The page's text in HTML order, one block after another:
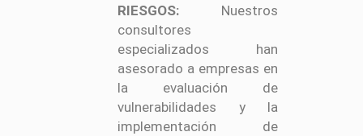
RIESGOS:Nuestros
consultores
especializados han
asesorado a empresas en
la evaluación de
vulnerabilidades y la
implementación de